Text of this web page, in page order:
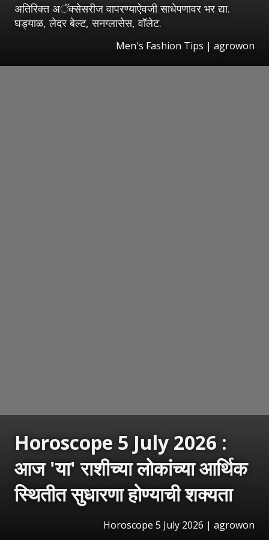
अतिरिक्त अॅक्सेसरीज वापरण्याऐवजी साधेपणावर भर द्या.
घड्याळ, लेदर बेल्ट, सनग्लासेस, वॉलेट.
Men's Fashion Tips | agrowon
Horoscope 5 July 2026 :
आज 'या' राशीच्या लोकांच्या आर्थिक
स्थितीत सुधारणा होण्याची शक्यता
Horoscope 5 July 2026 | agrowon